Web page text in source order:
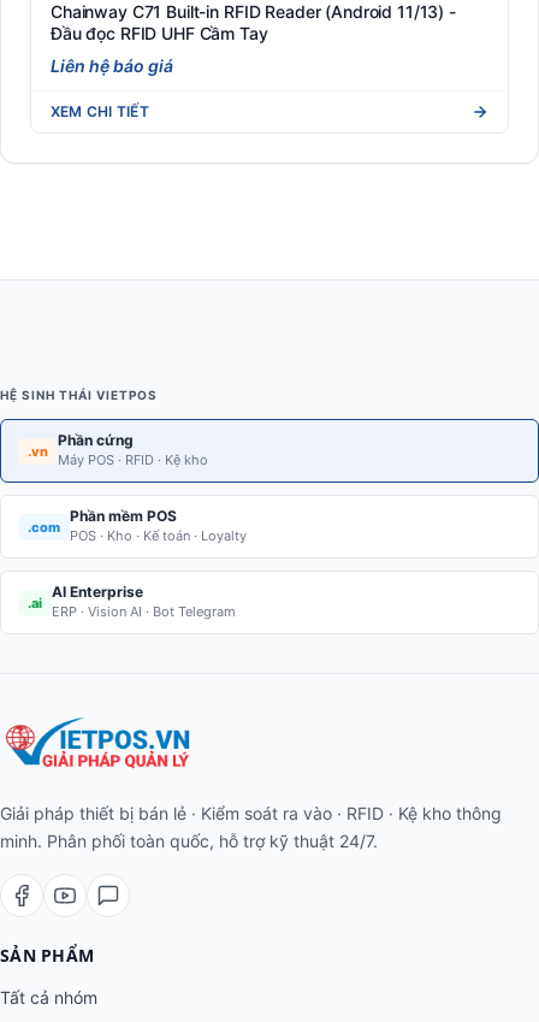
Chainway C71 Built-in RFID Reader (Android 11/13) -
Đầu đọc RFID UHF Cầm Tay
Liên hệ báo giá
XEM CHI TIẾT
HỆ SINH THÁI VIETPOS
.vn
Phần cứng
Máy POS · RFID · Kệ kho
.com
Phần mềm POS
POS · Kho · Kế toán · Loyalty
.ai
AI Enterprise
ERP · Vision AI · Bot Telegram
Giải pháp thiết bị bán lẻ · Kiểm soát ra vào · RFID · Kệ kho thông
minh. Phân phối toàn quốc, hỗ trợ kỹ thuật 24/7.
SẢN PHẨM
Tất cả nhóm